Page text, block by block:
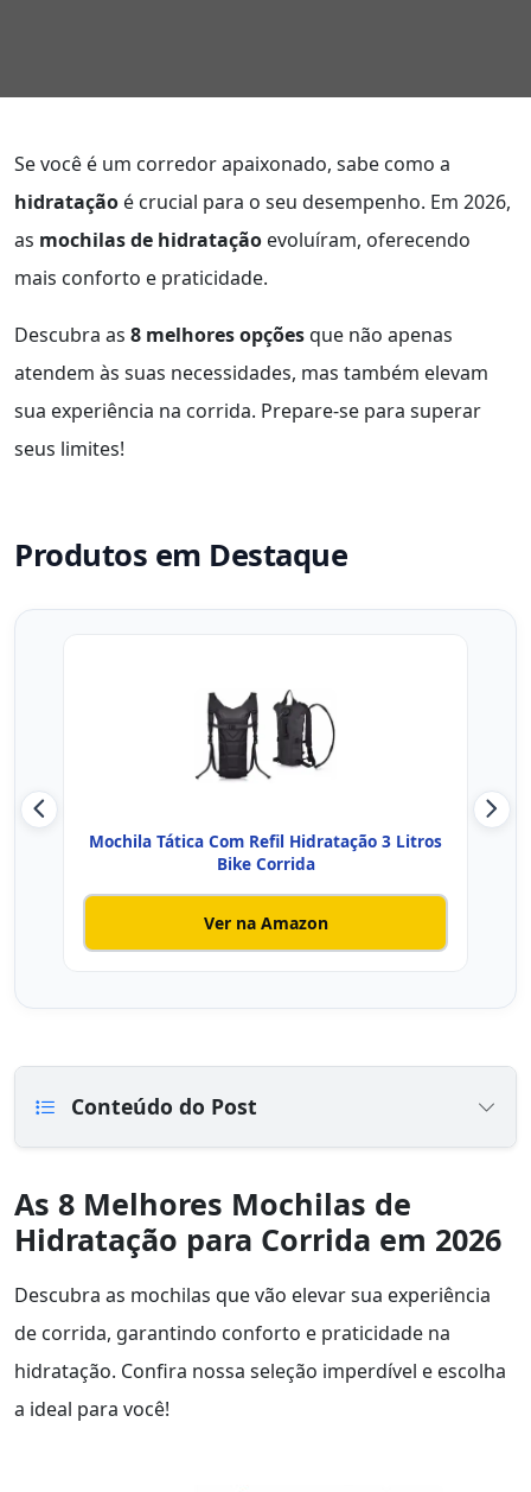
Se você é um corredor apaixonado, sabe como a
hidratação é crucial para o seu desempenho. Em 2026,
as mochilas de hidratação evoluíram, oferecendo
mais conforto e praticidade.
Descubra as 8 melhores opçõesque não apenas
atendem às suas necessidades, mas também elevam
sua experiência na corrida. Prepare-se para superar
seus limites!
Produtos em Destaque
Mochila Tática Com Refil Hidratação 3 Litros
Bike Corrida
Ver na Amazon
Conteúdo do Post
As 8 Melhores Mochilas de
Hidratação para Corrida em 2026
Descubra as mochilas que vão elevar sua experiência
de corrida, garantindo conforto e praticidade na
hidratação. Confira nossa seleção imperdível e escolha
a ideal para você!